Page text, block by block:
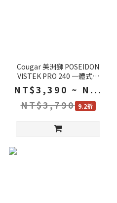
Cougar 美洲獅 POSEIDON
VISTEK PRO 240 一體式水
冷風扇 黑色 白色 3.95吋顯示
螢幕 散熱器 水冷散熱器
NT$3,390 ~ N...
NT$3,790 9.2折